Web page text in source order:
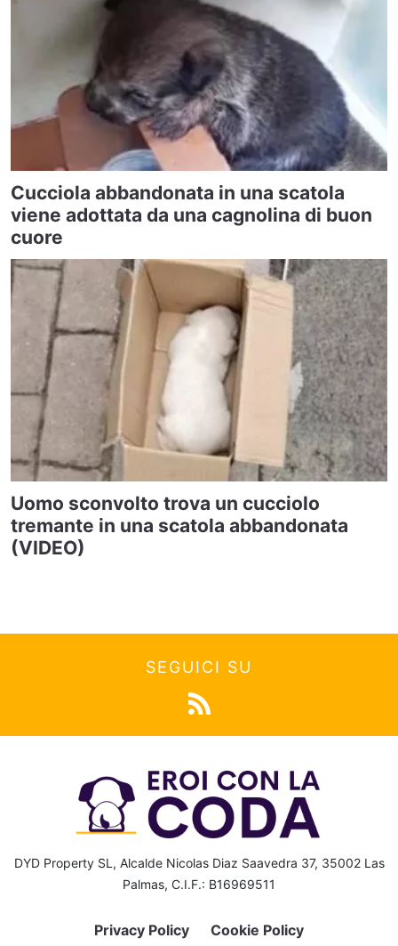
Cucciola abbandonata in una scatola
viene adottata da una cagnolina di buon
cuore
Uomo sconvolto trova un cucciolo
tremante in una scatola abbandonata
(VIDEO)
SEGUICI SU
DYD Property SL, Alcalde Nicolas Diaz Saavedra 37, 35002 Las
Palmas, C.I.F.: B16969511
Privacy Policy Cookie Policy